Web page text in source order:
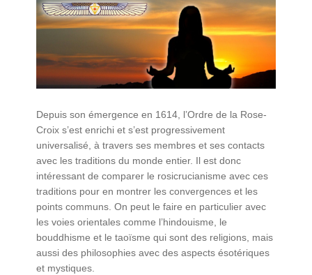
Depuis son émergence en 1614, l’Ordre de la Rose-
Croix s’est enrichi et s’est progressivement
universalisé, à travers ses membres et ses contacts
avec les traditions du monde entier. Il est donc
intéressant de comparer le rosicrucianisme avec ces
traditions pour en montrer les convergences et les
points communs. On peut le faire en particulier avec
les voies orientales comme l’hindouisme, le
bouddhisme et le taoïsme qui sont des religions, mais
aussi des philosophies avec des aspects ésotériques
et mystiques.